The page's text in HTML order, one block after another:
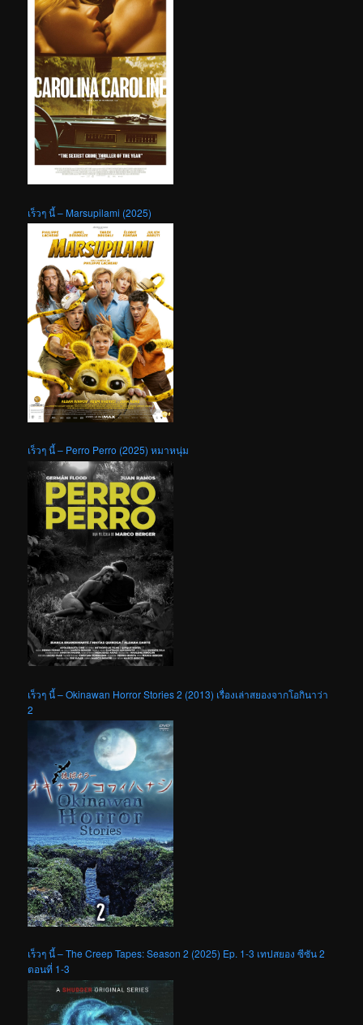
เร็วๆ นี้ – Marsupilami (2025)
เร็วๆ นี้ – Perro Perro (2025) หมาหนุ่ม
เร็วๆ นี้ – Okinawan Horror Stories 2 (2013) เรื่องเล่าสยองจากโอกินาว่า
2
เร็วๆ นี้ – The Creep Tapes: Season 2 (2025) Ep. 1-3 เทปสยอง ซีซัน 2
ตอนที่ 1-3